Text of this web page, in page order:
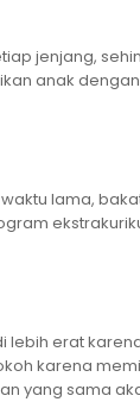
jenjang,
anak
lama,
erat
karena
yang sama